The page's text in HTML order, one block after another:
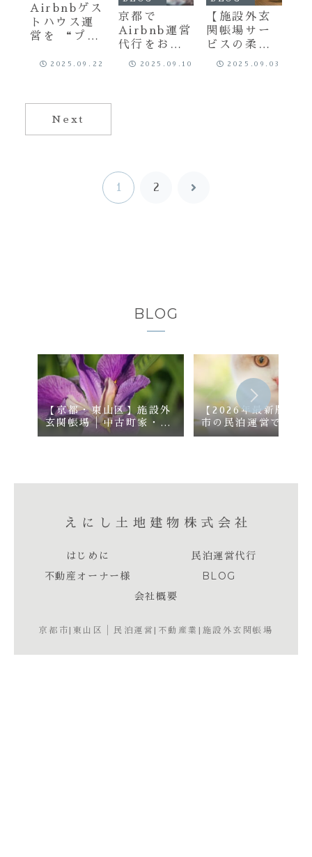
Airbnbゲス
トハウス運
営を “プロ
ポートしま
2025.09.22
京都で
Airbnb運営
代行をお探
しなら｜ス
2025.09.10
【施設外玄
関帳場サー
ビスの柔軟
対応｜駆け
2025.09.03
Next
1 2
次
BLOG
【京都・東山区】施設外
玄関帳場│中古町家・空
き家活用の現実と可能性
【2026年最新版】京
市の民泊運営で必須
設外玄関帳場・駆け
えにし土地建物株式会社
はじめに
民泊運営代行
不動産オーナー様
BLOG
会社概要
京都市|東山区│民泊運営|不動産業|施設外玄関帳場